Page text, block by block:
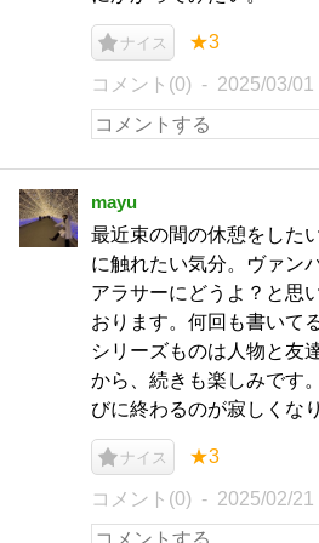
ナイス ★3
コメント(0) 2025/03/01
mayu
最近束の間の休憩をした
に触れたい気分。ヴァン
アラサーにどうよ？と思
おります。何回も書いて
シリーズものは人物と友
から、続きも楽しみです
びに終わるのが寂しくな
ナイス ★3
コメント(0) 2025/02/21